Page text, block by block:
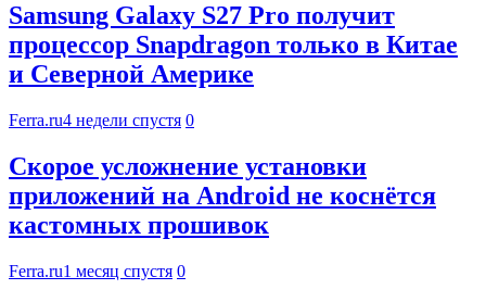
Samsung Galaxy S27 Pro получит
процессор Snapdragon только в Китае
и Северной Америке
Ferra.ru4 недели спустя 0
Скорое усложнение установки
приложений на Android не коснётся
кастомных прошивок
Ferra.ru1 месяц спустя 0